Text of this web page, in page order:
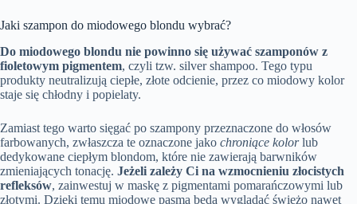
Jaki szampon do miodowego blondu wybrać?
Do miodowego blondu nie powinno się używać szamponów z
fioletowym pigmentem, czyli tzw. silver shampoo. Tego typu
produkty neutralizują ciepłe, złote odcienie, przez co miodowy kolor
staje się chłodny i popielaty.
Zamiast tego warto sięgać po szampony przeznaczone do włosów
farbowanych, zwłaszcza te oznaczone jako chroniące kolorlub
dedykowane ciepłym blondom, które nie zawierają barwników
zmieniających tonację. Jeżeli zależy Ci na wzmocnieniu złocistych
refleksów, zainwestuj w maskę z pigmentami pomarańczowymi lub
złotymi. Dzięki temu miodowe pasma będą wyglądać świeżo nawet